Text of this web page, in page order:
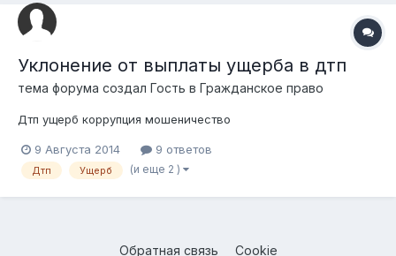
Уклонение от выплаты ущерба в дтп
тема форума создал Гость в Гражданское право
Дтп ущерб коррупция мошеничество
9 Августа 2014 9 ответов
Дтп Ущерб (и еще 2 )
Обратная связь Cookie